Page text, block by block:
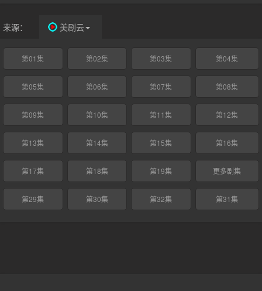
身入局，两人并肩作战，配合警方对抗张宾。最终，张宾及其同伙
改编自小说《野狗骨头》。
来源： 美剧云
第01集 第02集 第03集 第04集
第05集 第06集 第07集 第08集
第09集 第10集 第11集 第12集
第13集 第14集 第15集 第16集
第17集 第18集 第19集 更多剧集
第29集 第30集 第31集
第32集